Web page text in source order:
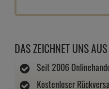
DAS ZEICHNET UNS AUS
Seit 2006
Kostenloser